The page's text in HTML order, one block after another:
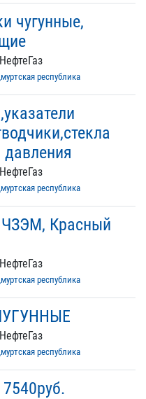
чугунные,
республика
давления
республика
ЧЗЭМ, Красный
республика
республика